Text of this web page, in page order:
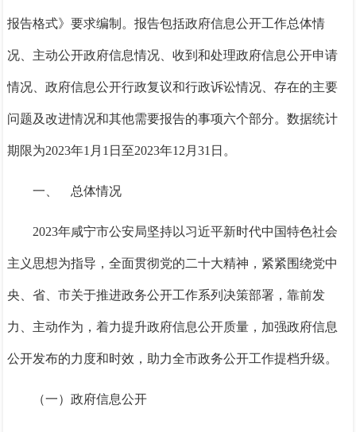
报告格式》要求编制。报告包括政府信息公开工作总体情
况、主动公开政府信息情况、收到和处理政府信息公开申请
情况、政府信息公开行政复议和行政诉讼情况、存在的主要
问题及改进情况和其他需要报告的事项六个部分。数据统计
期限为2023年1月1日至2023年12月31日。
一、 总体情况
2023年咸宁市公安局坚持以习近平新时代中国特色社会
主义思想为指导，全面贯彻党的二十大精神，紧紧围绕党中
央、省、市关于推进政务公开工作系列决策部署，靠前发
力、主动作为，着力提升政府信息公开质量，加强政府信息
公开发布的力度和时效，助力全市政务公开工作提档升级。
（一）政府信息公开